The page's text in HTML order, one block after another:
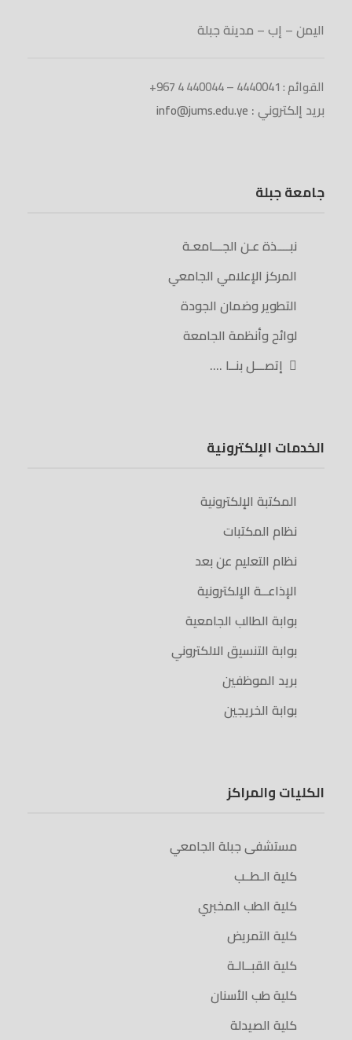
اليمن – إب – مدينة جبلة
القوائم : 4440041 – 440044 4 967+
بريد إلكتروني : info@jums.edu.ye
جامعة جبلة
نبــــذة عـن الجـــامعـة
المركز الإعلامي الجامعي
التطوير وضمان الجودة
لوائح وأنظمة الجامعة
إتصـــل بنــا ….
الخدمات الإلكترونية
المكتبة الإلكترونية
نظام المكتبات
نظام التعليم عن بعد
الإذاعــة الإلكترونية
بوابة الطالب الجامعية
بوابة التنسيق الالكتروني
بريد الموظفين
بوابة الخريجين
الكليات والمراكز
مستشفى جبلة الجامعي
كلية الـطــب
كلية الطب المخبري
كلية التمريض
كلية القبــالـة
كلية طب الأسنان
كلية الصيدلة